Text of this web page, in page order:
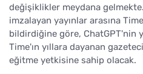
değişiklikler meydana
imzalayan yayınlar arasına
bildirdiğine göre, ChatGPT'nin
Time'ın yıllara dayanan
eğitme yetkisine sahip olacak.